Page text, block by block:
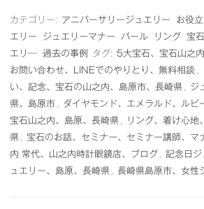
カテゴリー: アニバーサリージュエリー お役
エリー
ジュエリーマナー パール リング 宝石
エリ―
過去の事例 タグ: 5大宝石、宝石山之
お問い合わせ、LINEでのやりとり、無料相談
い、記念、宝石の山之内、島原市、長崎県
ジ
県、島原市
ダイヤモンド、エメラルド、ルビ
宝石山之内、島原、長崎県
リング、着け心地
県
宝石のお話、セミナー、セミナー講師、マ
内 常代、山之内時計眼鏡店、ブログ
記念日ジ
ュエリー、島原、長崎県
長崎県島原市、女性